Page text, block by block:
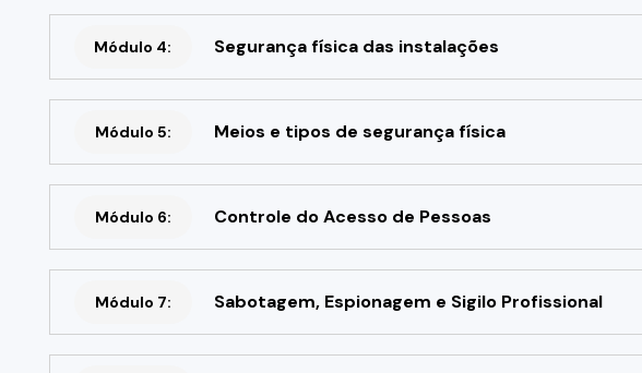
Módulo 4: Segurança física das instalações
Módulo 5: Meios e tipos de segurança física
Módulo 6: Controle do Acesso de Pessoas
Módulo 7: Sabotagem, Espionagem e Sigilo Profissional